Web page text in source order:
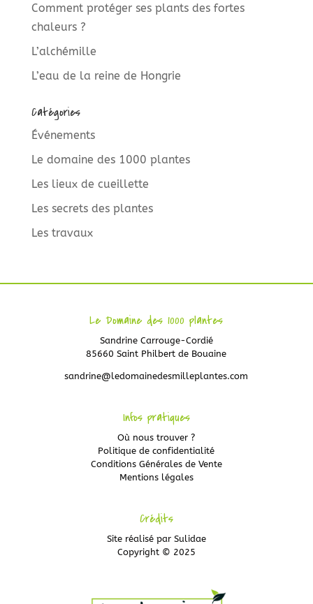
Comment protéger ses plants des fortes
chaleurs ?
L’alchémille
L’eau de la reine de Hongrie
Catégories
Événements
Le domaine des 1000 plantes
Les lieux de cueillette
Les secrets des plantes
Les travaux
Le Domaine des 1000 plantes
Sandrine Carrouge-Cordié
85660 Saint Philbert de Bouaine
sandrine@ledomainedesmilleplantes.com
Infos pratiques
Où nous trouver ?
Politique de confidentialité
Conditions Générales de Vente
Mentions légales
Crédits
Site réalisé par Sulidae
Copyright © 2025